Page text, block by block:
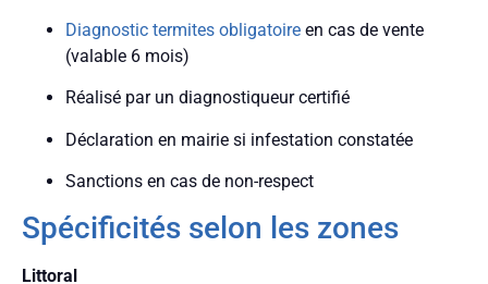
Diagnostic termites obligatoire en cas de vente
(valable 6 mois)
Réalisé par un diagnostiqueur certifié
Déclaration en mairie si infestation constatée
Sanctions en cas de non-respect
Spécificités selon les zones
Littoral